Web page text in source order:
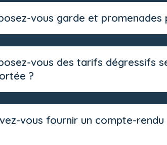
vous garde et promenades
vous des tarifs dégressifs
?
vous fournir un compte-